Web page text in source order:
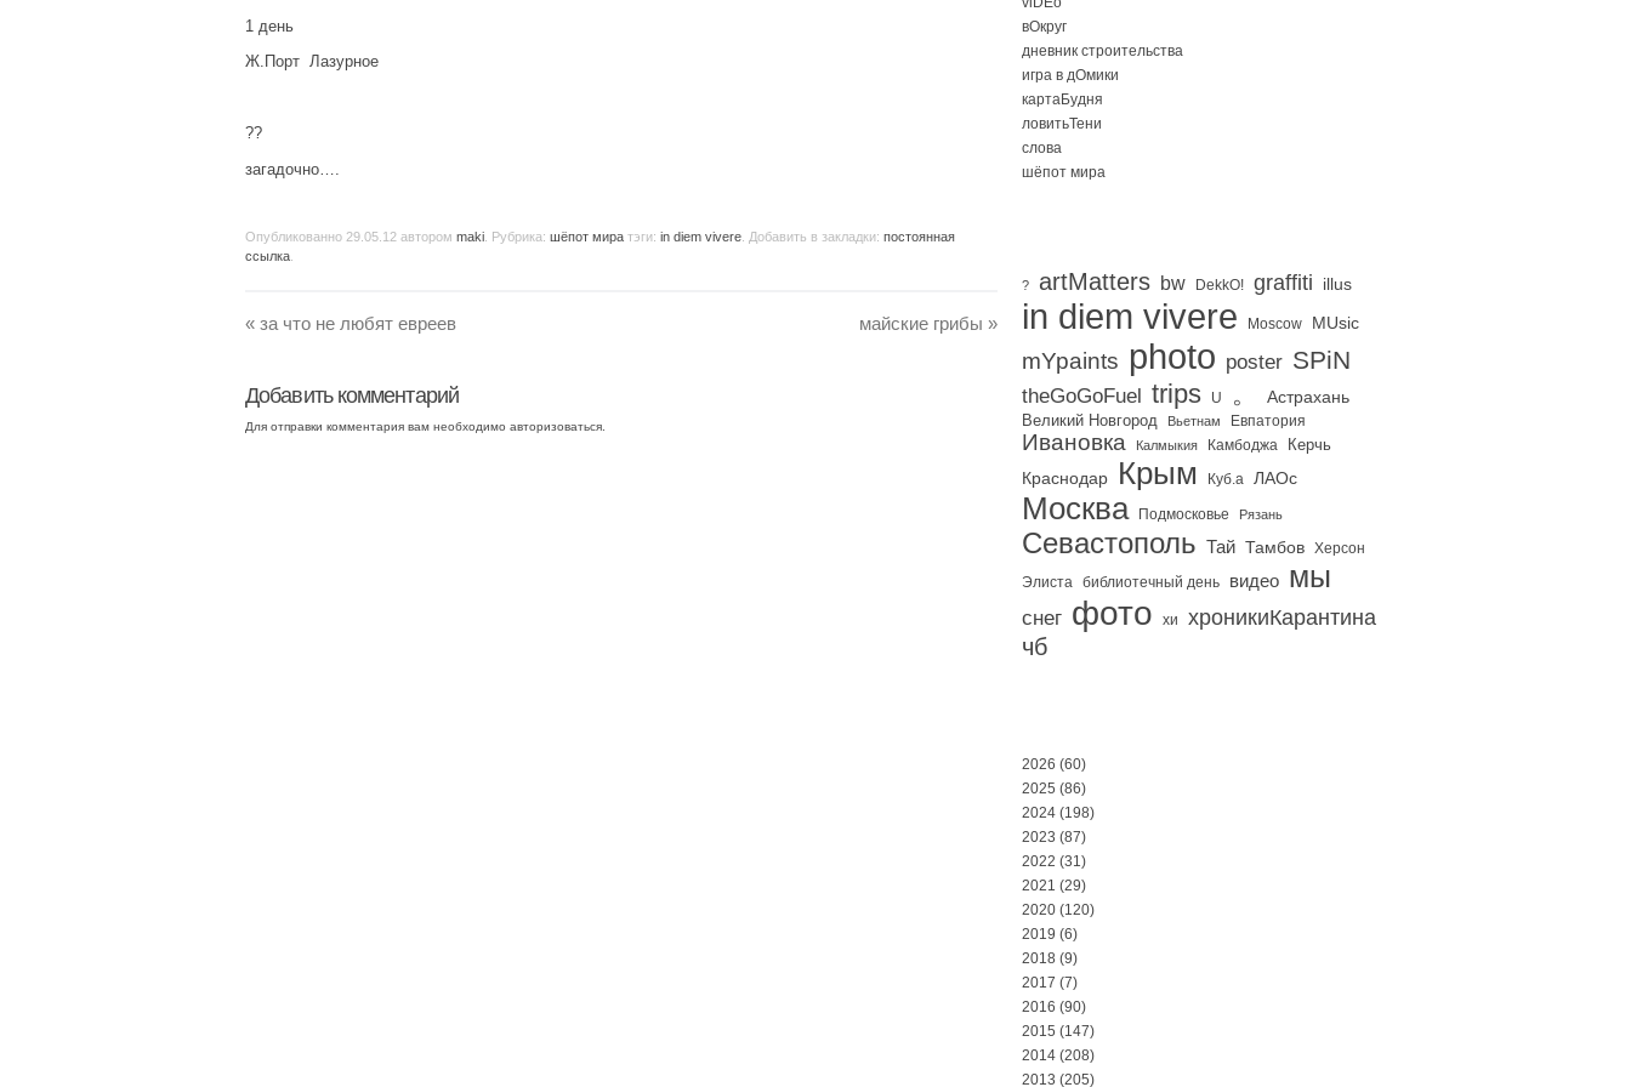
1 день
Ж.Порт Лазурное
??
загадочно….
Опубликованно 29.05.12 автором maki . Рубрика: шёпот мира тэги: in diem vivere . Добавить в закладки: постоянная
ссылка
« за что не любят евреев майские грибы »
Добавить комментарий
Для отправки комментария вам необходимо авторизоваться
вОкруг
дневник строительства
игра в дОмики
картаБудня
ловитьТени
слова
шёпот мира
? artMatters bw DekkO! graffiti illus
in diem vivere Moscow MUsic
mYpaints photo poster SPiN
theGoGoFuel trips U 。 Астрахань
Великий Новгород Вьетнам Евпатория
Ивановка Калмыкия Камбоджа Керчь
Краснодар Крым Куб.а ЛАОс
Москва Подмосковье Рязань
Севастополь Тай Тамбов Херсон
Элиста библиотечный день видео мы
снег фото хи хроникиКарантина
чб
2026 (60)
2025 (86)
2024 (198)
2023 (87)
2022 (31)
2021 (29)
2020 (120)
2019 (6)
2018 (9)
2017 (7)
2016 (90)
2015 (147)
2014 (208)
2013 (205)